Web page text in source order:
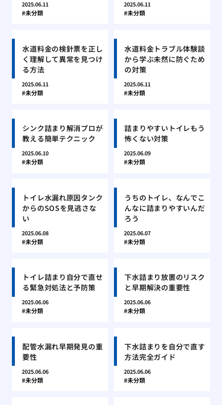
2025.06.11
未分類
2025.06.11
未分類
水道料金の検針票を正し
く理解して異常を見つけ
る方法
2025.06.11
未分類
水道料金トラブル体験談
から学ぶ未然に防ぐため
の対策
2025.06.11
未分類
シンク詰まり解消プロが
教える簡単テクニック
2025.06.10
未分類
詰まりやすいトイレもう
怖くない対策
2025.06.09
未分類
トイレ水漏れ原因タンク
からのSOSを見逃さな
い
2025.06.08
未分類
うちのトイレ、なんでこ
んなに詰まりやすいんだ
ろう
2025.06.07
未分類
トイレ詰まり自分で直せ
る緊急対処法と予防策
2025.06.06
未分類
下水詰まり放置のリスク
と早期解決の重要性
2025.06.06
未分類
配管水漏れ早期発見の重
要性
2025.06.06
未分類
下水詰まりを自分で直す
方法完全ガイド
2025.06.06
未分類